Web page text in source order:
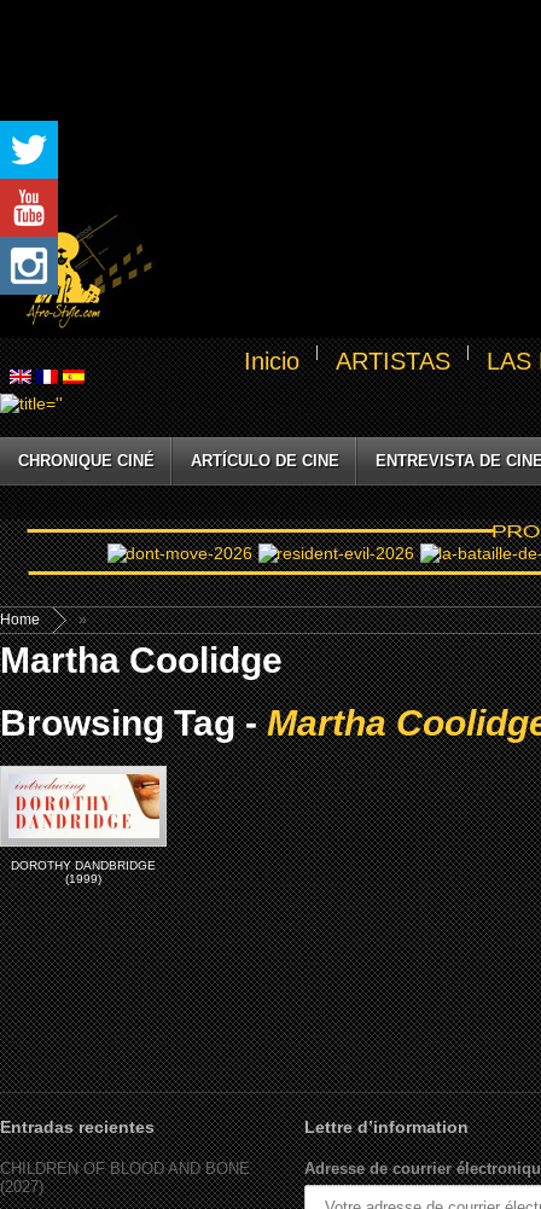
Inicio ARTISTAS LAS
CHRONIQUE CINÉ ARTÍCULO DE CINE ENTREVISTA DE
Home »
Martha Coolidge
Browsing Tag -Martha
DOROTHY DANDBRIDGE
(1999)
Entradas recientes
CHILDREN OF BLOOD AND BONE
(2027)
Lettre d’information
Adresse de courrier